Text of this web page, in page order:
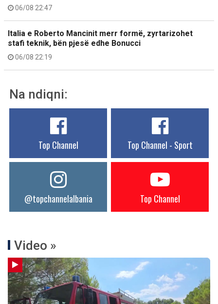
06/08 22:47
Italia e Roberto Mancinit merr formë, zyrtarizohet
stafi teknik, bën pjesë edhe Bonucci
06/08 22:19
Na ndiqni:
Top Channel Top Channel - Sport
@topchannelalbania Top Channel
Video »